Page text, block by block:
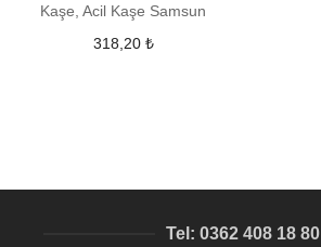
Kaşe, Acil Kaşe Samsun
318,20 ₺
Tel: 0362 408 18 80